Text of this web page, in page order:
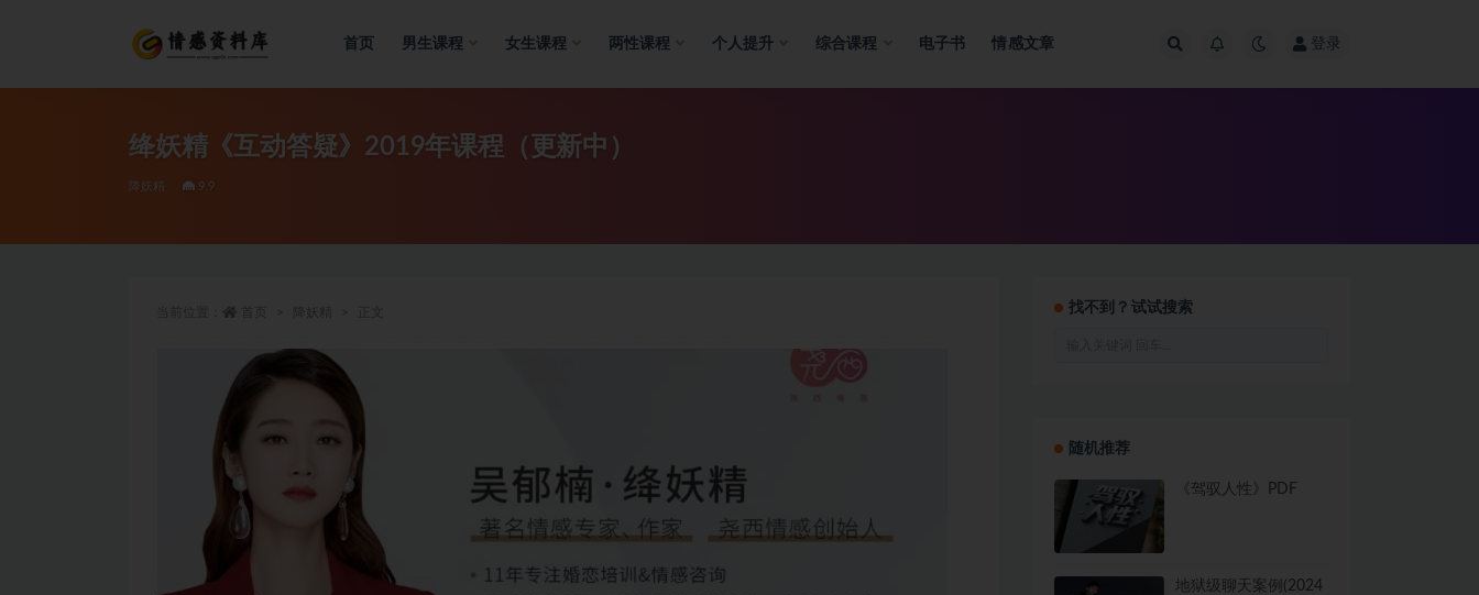
首页 男生课程 女生课程 两性课程 个人提升 综合课程 电子书 情感文章 登录
绛妖精《互动答疑》2019年课程（更新中）
降妖精 9.9
找不到？试试搜索
随机推荐
《驾驭人性》PDF
地狱级聊天案例(2024